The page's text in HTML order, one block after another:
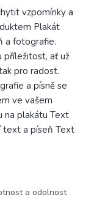
vzpomínky a
Plakát
a fotografie.
příležitost, ať už
pro radost.
a písně se
ve vašem
na plakátu Text
text a píseň Text
a odolnost